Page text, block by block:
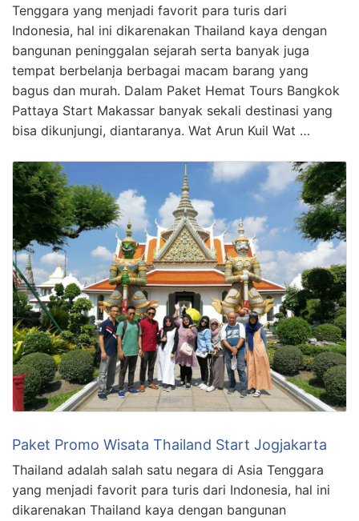
Tenggara yang menjadi favorit para turis dari
Indonesia, hal ini dikarenakan Thailand kaya dengan
bangunan peninggalan sejarah serta banyak juga
tempat berbelanja berbagai macam barang yang
bagus dan murah. Dalam Paket Hemat Tours Bangkok
Pattaya Start Makassar banyak sekali destinasi yang
bisa dikunjungi, diantaranya. Wat Arun Kuil Wat …
Paket Promo Wisata Thailand Start Jogjakarta
Thailand adalah salah satu negara di Asia Tenggara
yang menjadi favorit para turis dari Indonesia, hal ini
dikarenakan Thailand kaya dengan bangunan